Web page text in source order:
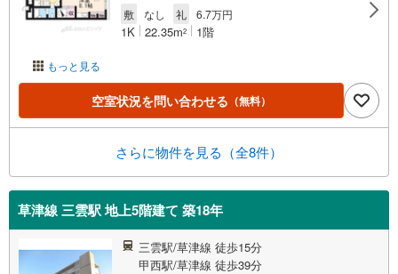
もっと見る
敷
なし 礼 6.7万円
1K 22.35m2 1階
空室状況を問い合わせる （無料）
さらに物件を見る（全8件）
草津線 三雲駅 地上5階建て 築18年
三雲駅/草津線 徒歩15分
甲西駅/草津線 徒歩39分